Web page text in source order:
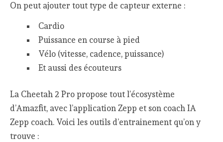
On peut ajouter tout type de capteur externe :
Cardio
Puissance en course à pied
Vélo (vitesse, cadence, puissance)
Et aussi des écouteurs
La Cheetah 2 Pro propose tout l’écosystème
d’Amazfit, avec l’application Zepp et son coach IA
Zepp coach. Voici les outils d’entrainement qu’on y
trouve :